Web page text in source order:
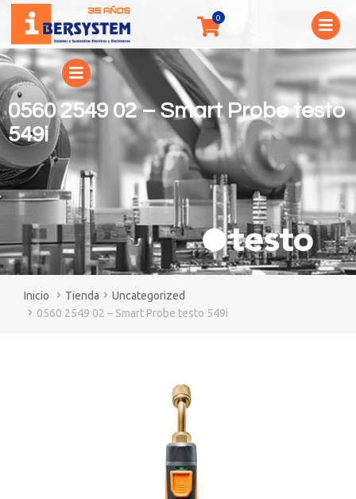
0560 2549 02 – Smart Probe testo
549i
You are here:
Tienda
Uncategorized
0560 2549 02 – Smart Probe testo 549i